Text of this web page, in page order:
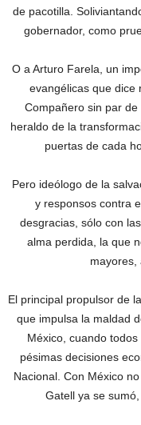
de pacotilla.
gobernador, como
O a Arturo Farela, un
evangélicas que dice
Compañero sin par de
heraldo de la
puertas de cada
Pero ideólogo de la
y responsos contra
desgracias, sólo con
alma perdida, la que
mayores,
El principal propulsor de
que impulsa la maldad
México, cuando
pésimas decisiones
Nacional. ‎Con México
Gatell ya se